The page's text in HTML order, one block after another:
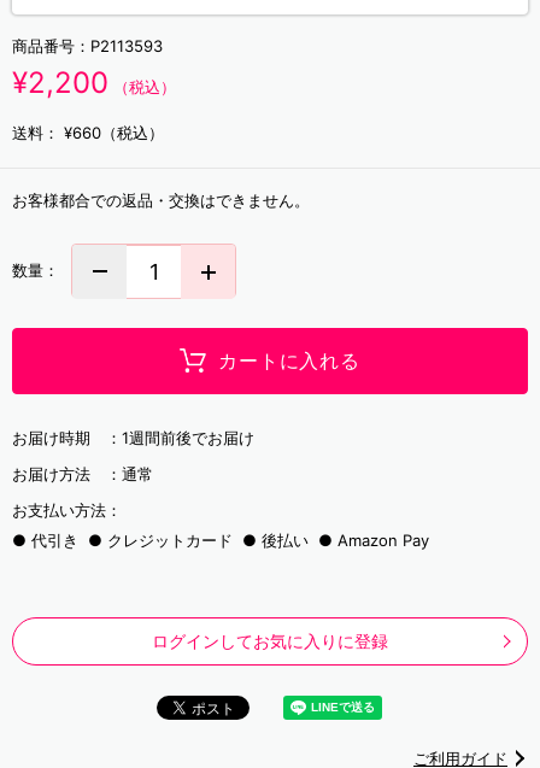
商品番号： P2113593
¥2,200 （税込）
送料： ¥660（税込）
お客様都合での返品・交換はできません。
数量：
カートに入れる
お届け時期 ： 1週間前後でお届け
お届け方法 ： 通常
お支払い方法：
代引き
クレジットカード 後払い Amazon Pay
ログインしてお気に入りに登録
ご利用ガイド